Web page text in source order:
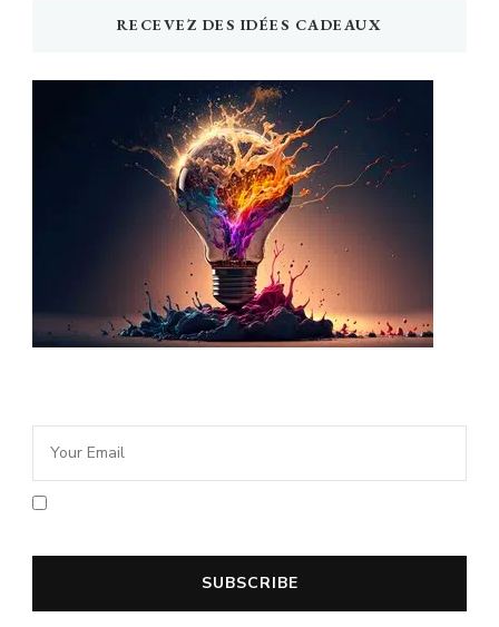
RECEVEZ DES IDÉES CADEAUX